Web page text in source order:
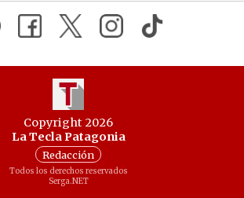
Copyright 2026
La Tecla Patagonia
Redacción
Todos los derechos reservados
Serga.NET